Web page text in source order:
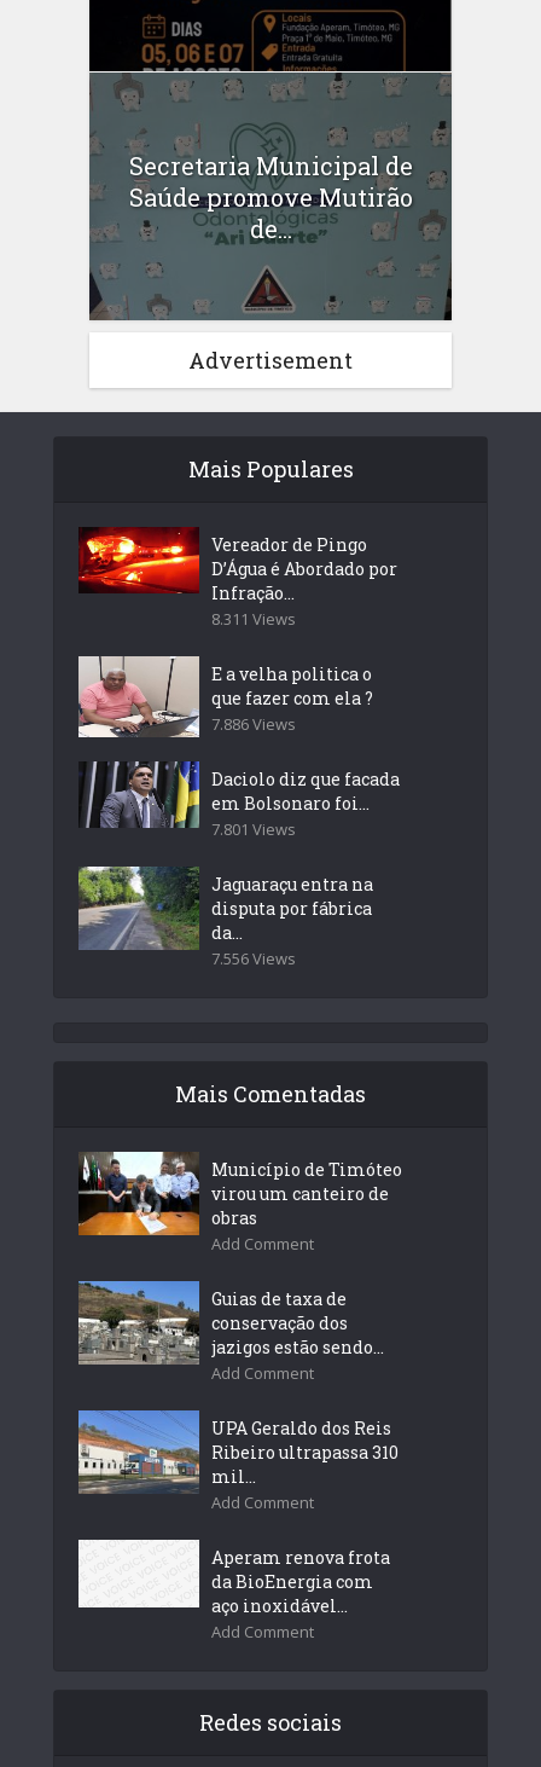
Secretaria Municipal de
Saúde promove Mutirão
de...
Advertisement
Mais Populares
Vereador de Pingo
D’Água é Abordado por
Infração...
8.311 Views
E a velha politica o
que fazer com ela ?
7.886 Views
Daciolo diz que facada
em Bolsonaro foi...
7.801 Views
Jaguaraçu entra na
disputa por fábrica
da...
7.556 Views
Mais Comentadas
Município de Timóteo
virou um canteiro de
obras
Add Comment
Guias de taxa de
conservação dos
jazigos estão sendo...
Add Comment
UPA Geraldo dos Reis
Ribeiro ultrapassa 310
mil...
Add Comment
Aperam renova frota
da BioEnergia com
aço inoxidável...
Add Comment
Redes sociais